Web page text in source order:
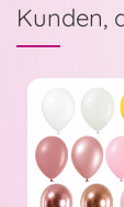
Kunden,